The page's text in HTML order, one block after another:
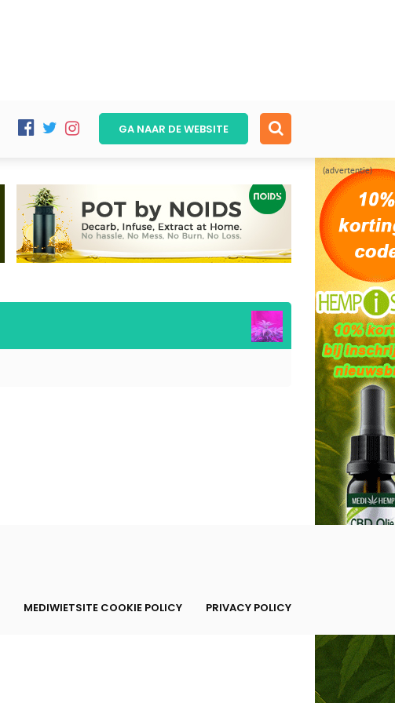
(advertentie)
GA NAAR DEWEBSITE
MEDIWIETSITE COOKIE POLICY PRIVACY POLICY